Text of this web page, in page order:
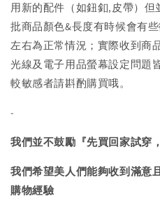
用新的配件（如鈕釦,皮帶）
批商品顏色&長度有時候會有
左右為正常情況；實際收到商
光線及電子用品螢幕設定問題
較敏感者請斟酌購買哦。
-
我們並不鼓勵『先買回家試穿
我們希望美人們能夠收到滿意
購物經驗